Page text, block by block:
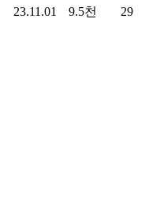
23.11.01 9.5천 29